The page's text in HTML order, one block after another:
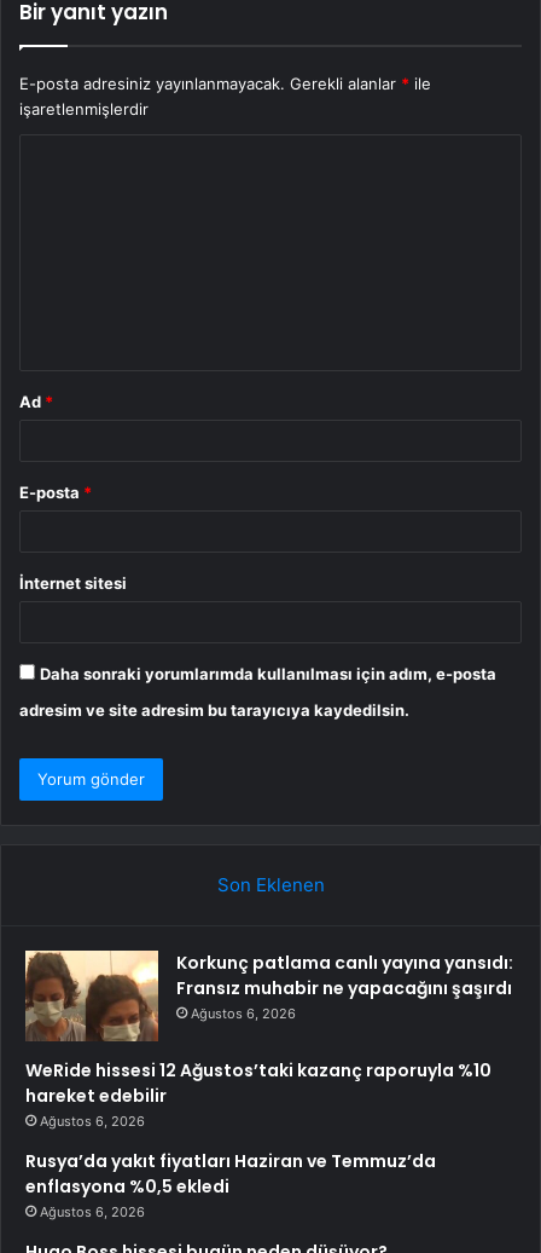
Bir yanıt yazın
E-posta adresiniz yayınlanmayacak. Gerekli alanlar * ile
işaretlenmişlerdir
Ad *
E-posta *
İnternet sitesi
Daha sonraki yorumlarımda kullanılması için adım, e-posta
adresim ve site adresim bu tarayıcıya kaydedilsin.
Son Eklenen
Korkunç patlama canlı yayına yansıdı:
Fransız muhabir ne yapacağını şaşırdı
Ağustos 6, 2026
WeRide hissesi 12 Ağustos’taki kazanç raporuyla %10
hareket edebilir
Ağustos 6, 2026
Rusya’da yakıt fiyatları Haziran ve Temmuz’da
enflasyona %0,5 ekledi
Ağustos 6, 2026